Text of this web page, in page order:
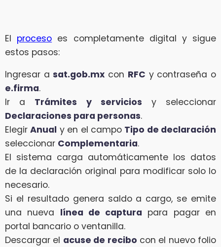
El proceso es completamente digital y sigue
estos pasos:
Ingresar asat.gob.mx con RFC y contraseña o
e.firma.
Ir a Trámites y servicios y seleccionar
Declaraciones para personas.
ElegirAnual y en el campo Tipo de declaración
seleccionar Complementaria.
El sistema carga automáticamente los datos
de la declaración original para modificar solo lo
necesario.
Si el resultado genera saldo a cargo, se emite
una nueva línea de captura para pagar en
portal bancario o ventanilla.
Descargar el acuse de recibo con el nuevo folio